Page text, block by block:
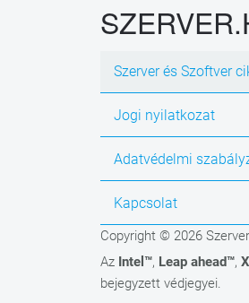
Szerver és Szoftver
Jogi nyilatkozat
Adatvédelmi
Kapcsolat
Copyright © 2026
Az Intel™, Leap ahead™,
bejegyzett védjegyei.